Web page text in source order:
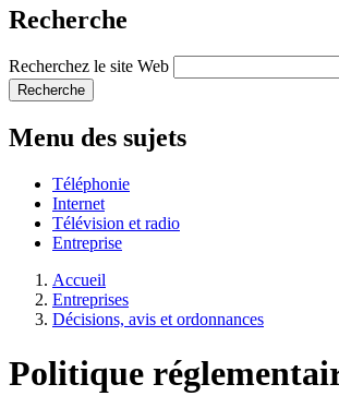
Recherche
Recherchez le site Web
Recherche
Menu des sujets
Téléphonie
Internet
Télévision et radio
Entreprise
Accueil
Entreprises
Décisions, avis et ordonnances
Politique